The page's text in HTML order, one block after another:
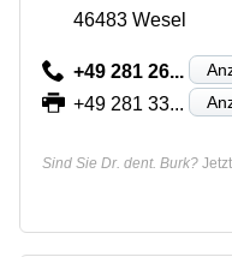
46483 Wesel
+49 281 26...
+49 281 33...
Sind Sie Dr. dent. Burk? Jetzt